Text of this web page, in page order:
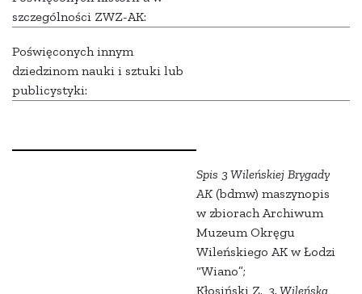
szczególności ZWZ-AK:
Poświęconych innym
dziedzinom nauki i sztuki lub
publicystyki:
Spis 3 Wileńskiej Brygady
AK(bdmw) maszynopis
w zbiorach Archiwum
Muzeum Okręgu
Wileńskiego AK w Łodzi
“Wiano”;
Kłosiński Z., 3. Wileńska,